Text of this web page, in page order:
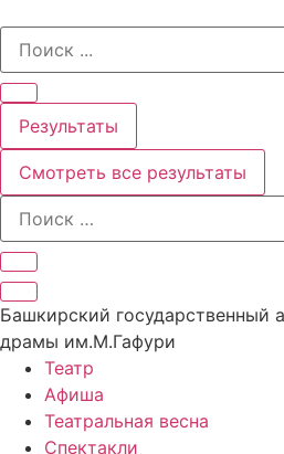
содержимому
Search
Результаты
Смотреть все результаты
Башкирский государственный
драмы им.М.Гафури
Театр
Афиша
Театральная весна
Спектакли